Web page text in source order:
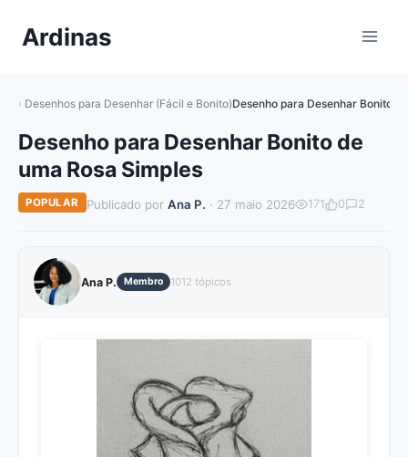
paraArdinas
Desenhos para Desenhar (Fácil e Bonito)Desenho para Desenhar Bonito
Desenho para Desenhar Bonito de
uma Rosa Simples
POPULAR Publicado por Ana P. · 27 maio 2026 171 0 2
Ana P. Membro 1012 tópicos